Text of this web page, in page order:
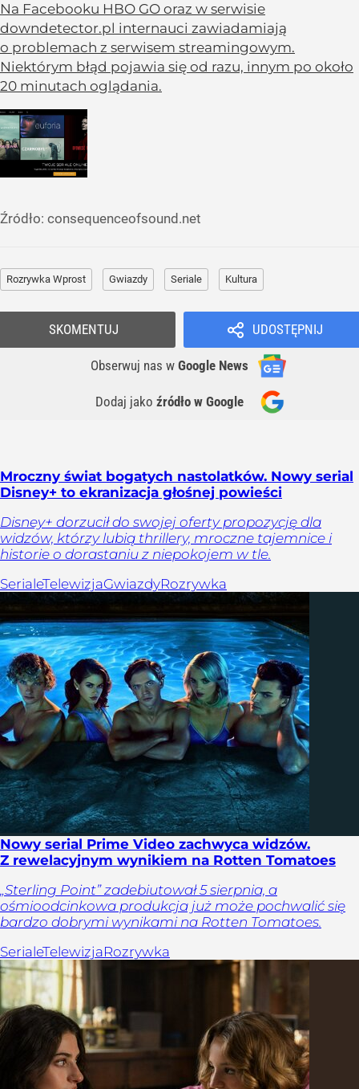
Na Facebooku HBO GO oraz w serwisie
downdetector.pl internauci zawiadamiają
o problemach z serwisem streamingowym.
Niektórym błąd pojawia się od razu, innym po około
20 minutach oglądania.
Źródło: consequenceofsound.net
Rozrywka Wprost Gwiazdy Seriale Kultura
UDOSTĘPNIJ
Obserwuj nas w Google News
Dodaj jako źródło w Google
SKOMENTUJ
Mroczny świat bogatych nastolatków. Nowy serial
Disney+ to ekranizacja głośnej powieści
Disney+ dorzucił do swojej oferty propozycję dla
widzów, którzy lubią thrillery, mroczne tajemnice i
historie o dorastaniu z niepokojem w tle.
SerialeTelewizjaGwiazdyRozrywka
Nowy serial Prime Video zachwyca widzów.
Z rewelacyjnym wynikiem na Rotten Tomatoes
„Sterling Point” zadebiutował 5 sierpnia, a
ośmioodcinkowa produkcja już może pochwalić się
bardzo dobrymi wynikami na Rotten Tomatoes.
SerialeTelewizjaRozrywka